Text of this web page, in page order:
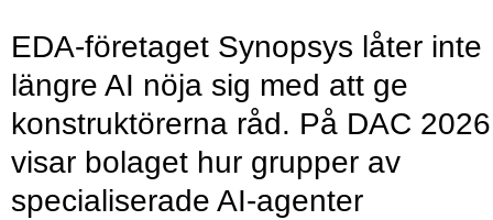
EDA-företaget Synopsys låter inte
längre AI nöja sig med att ge
konstruktörerna råd. På DAC 2026
visar bolaget hur grupper av
specialiserade AI-agenter